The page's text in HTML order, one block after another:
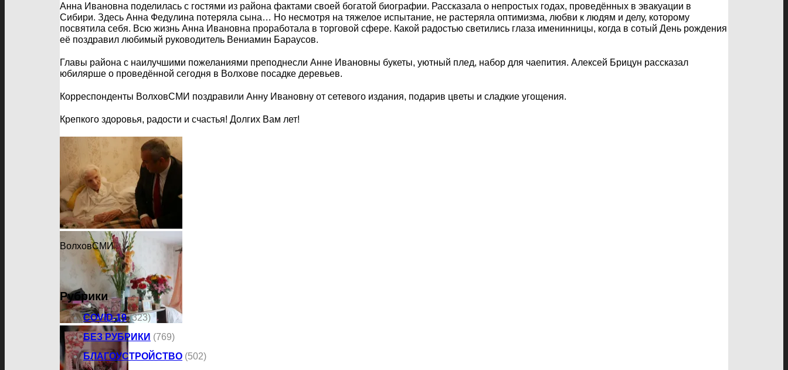
Анна Ивановна поделилась с гостями из района фактами своей богатой биографии. Рассказала о непростых годах, проведённых в эвакуации в
Сибири. Здесь Анна Федулина потеряла сына… Но несмотря на тяжелое испытание, не растеряла оптимизма, любви к людям и делу, которому
посвятила себя. Всю жизнь Анна Ивановна проработала в торговой сфере. Какой радостью светились глаза именинницы, когда в сотый День рождения
её поздравил любимый руководитель Вениамин Бараусов.
Главы района с наилучшими пожеланиями преподнесли Анне Ивановны букеты, уютный плед, набор для чаепития. Алексей Брицун рассказал
юбилярше о проведённой сегодня в Волхове посадке деревьев.
Корреспонденты ВолховСМИ поздравили Анну Ивановну от сетевого издания, подарив цветы и сладкие угощения.
Крепкого здоровья, радости и счастья! Долгих Вам лет!
ВолховСМИ
Рубрики
COVID-19(323)
БЕЗ РУБРИКИ (769)
БЛАГОУСТРОЙСТВО (502)